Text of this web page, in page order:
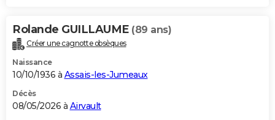
Rolande GUILLAUME (89 ans)
Créer une cagnotte obsèques
Naissance
10/10/1936 à Assais-les-Jumeaux
Décès
08/05/2026 à Airvault